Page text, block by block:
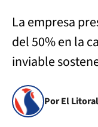
La empresa
del 50% en la
inviable
Por El Litoral